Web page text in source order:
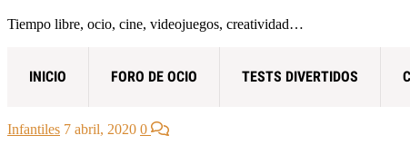
Tiempo libre, ocio, cine, videojuegos, creatividad…
INICIO FORO DE OCIO TESTS DIVERTIDOS
Infantiles 7 abril, 2020 0